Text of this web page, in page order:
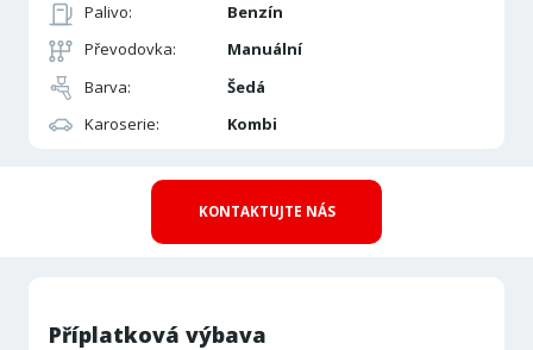
Palivo:
Benzín
Převodovka:
Manuální
Barva:
Šedá
Karoserie:
Kombi
KONTAKTUJTE NÁS
Příplatková výbava